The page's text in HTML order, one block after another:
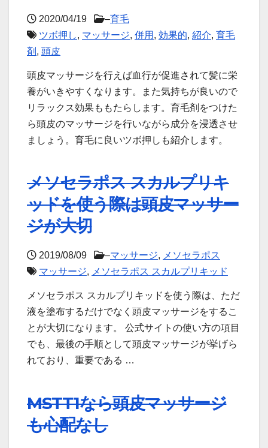
2020/04/19 –育毛
ツボ押し, マッサージ, 併用 , 効果的, 紹介, 育毛
剤 , 頭皮
頭皮マッサージを行えば血行が促進されて髪に栄
養がいきやすくなります。また気持ちが良いので
リラックス効果ももたらします。育毛剤をつけた
ら頭皮のマッサージを行いながら成分を浸透させ
ましょう。育毛に良いツボ押しも紹介します。
メソセラポス スカルプリキ
ッドを使う際は頭皮マッサー
ジが大切
2019/08/09 –マッサージ, メソセラポス
マッサージ, メソセラポス スカルプリキッド
メソセラポス スカルプリキッドを使う際は、ただ
液を塗布するだけでなく頭皮マッサージをするこ
とが大切になります。 公式サイトの使い方の項目
でも、最後の手順として頭皮マッサージが挙げら
れており、重要である …
MSTT1なら頭皮マッサージ
も心配なし